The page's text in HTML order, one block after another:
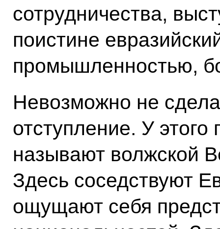
сотрудничества,
поистине
промышленностью,
Невозможно не
отступление. У этого
называют волжской
Здесь соседствуют
ощущают себя